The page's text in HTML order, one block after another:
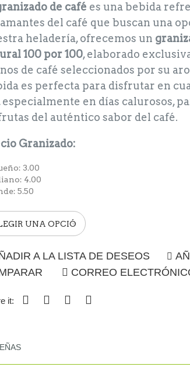
de café es una bebida
del café que buscan una
heladería, ofrecemos un
100 por 100, elaborado
de café seleccionados por su
es perfecta para disfrutar en
especialmente en días calurosos,
del auténtico sabor del café.
Granizado:
3.00
4.00
5.50
A LA LISTA DE DESEOS
CORREO
it: